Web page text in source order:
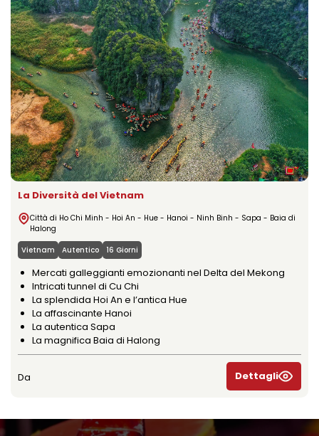
La Diversità del Vietnam
Città di Ho Chi Minh - Hoi An - Hue - Hanoi - Ninh Binh - Sapa - Baia di
Halong
Vietnam
Autentico 16 Giorni
Mercati galleggianti emozionanti nel Delta del Mekong
Intricati tunnel di Cu Chi
La splendida Hoi An e l’antica Hue
La affascinante Hanoi
La autentica Sapa
La magnifica Baia di Halong
Da Dettagli